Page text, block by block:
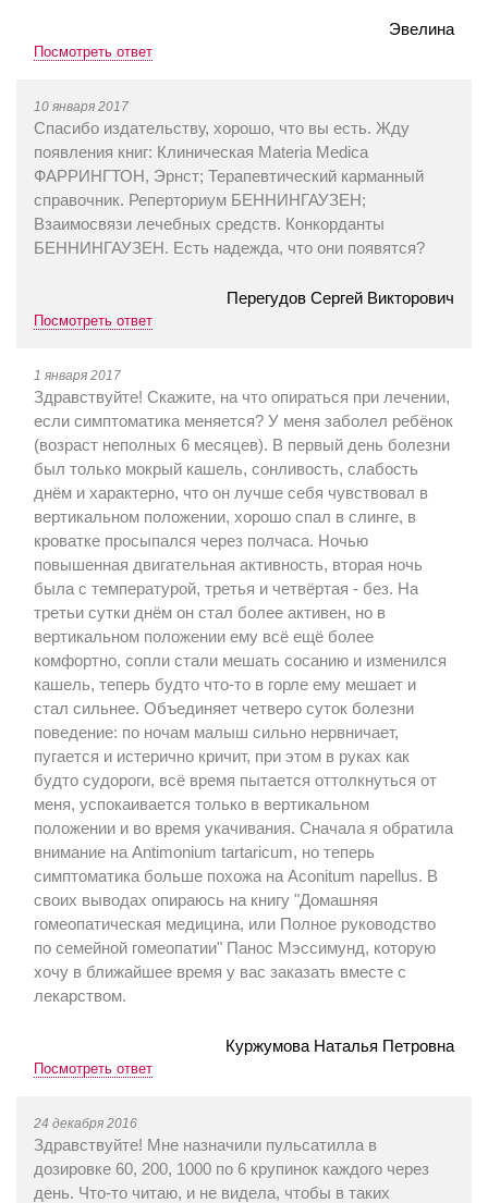
Эвелина
Посмотреть ответ
10 января 2017
Спасибо издательству, хорошо, что вы есть. Жду
появления книг: Клиническая Materia Medica
ФАРРИНГТОН, Эрнст; Терапевтический карманный
справочник. Реперториум БЕННИНГАУЗЕН;
Взаимосвязи лечебных средств. Конкорданты
БЕННИНГАУЗЕН. Есть надежда, что они появятся?
Перегудов Сергей Викторович
Посмотреть ответ
1 января 2017
Здравствуйте! Cкажите, на что опираться при лечении,
если симптоматика меняется? У меня заболел ребёнок
(возраст неполных 6 месяцев). В первый день болезни
был только мокрый кашель, сонливость, слабость
днём и характерно, что он лучше себя чувствовал в
вертикальном положении, хорошо спал в слинге, в
кроватке просыпался через полчаса. Ночью
повышенная двигательная активность, вторая ночь
была с температурой, третья и четвёртая - без. На
третьи сутки днём он стал более активен, но в
вертикальном положении ему всё ещё более
комфортно, сопли стали мешать сосанию и изменился
кашель, теперь будто что-то в горле ему мешает и
стал сильнее. Объединяет четверо суток болезни
поведение: по ночам малыш сильно нервничает,
пугается и истерично кричит, при этом в руках как
будто судороги, всё время пытается оттолкнуться от
меня, успокаивается только в вертикальном
положении и во время укачивания. Сначала я обратила
внимание на Antimonium tartaricum, но теперь
симптоматика больше похожа на Aconitum napellus. В
своих выводах опираюсь на книгу "Домашняя
гомеопатическая медицина, или Полное руководство
по семейной гомеопатии" Панос Мэссимунд, которую
хочу в ближайшее время у вас заказать вместе с
лекарством.
Куржумова Наталья Петровна
Посмотреть ответ
24 декабря 2016
Здравствуйте! Мне назначили пульсатилла в
дозировке 60, 200, 1000 по 6 крупинок каждого через
день. Что-то читаю, и не видела, чтобы в таких